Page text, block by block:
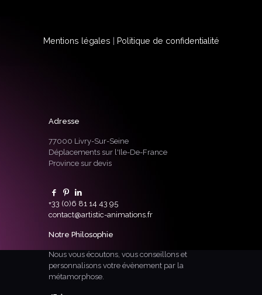
Mentions légales Politique de confidentialité
Adresse
77000 Livry-Sur-Seine
Déplacements sur l'Ile-De-France
Province sur devis
+33 (0)6 81 14 43 95
contact@artistic-animations.fr
Notre Philosophie
Nous vous écoutons, vous conseillons et
personnalisons votre évènement par la
métamorphose.